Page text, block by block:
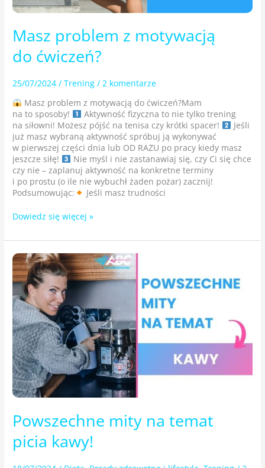
Masz problem z motywacją
do ćwiczeń?
25/07/2024/Trening /2 komentarze
Masz problem z motywacją do ćwiczeń?Mam
na to sposoby!
Aktywność fizyczna to nie tylko trening
na siłowni! Możesz pójść na tenisa czy krótki spacer!
Jeśli
już masz wybraną aktywność spróbuj ją wykonywać
w pierwszej części dnia lub OD RAZU po pracy kiedy masz
jeszcze siłę!
Nie myśl i nie zastanawiaj się, czy Ci się chce
czy nie – zaplanuj aktywność na konkretne terminy
i po prostu (o ile nie wybuchł żaden pożar) zacznij!
Podsumowując:
Jeśli masz trudności
Dowiedz się więcej »
Powszechne mity na temat
picia kawy!
Powszechne
mity
na temat
picia
kawy!